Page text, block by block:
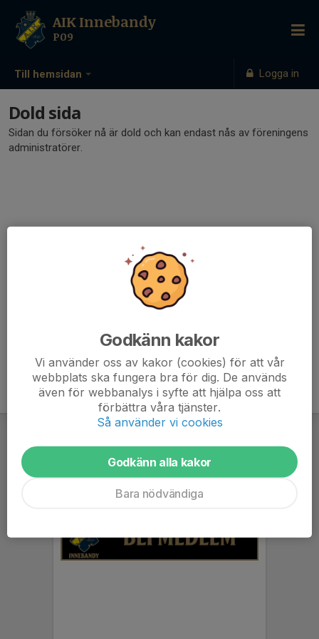
Till hemsidan Logga in
AIK Innebandy
P09
Dold sida
Sidan du försöker nå är dold och kan endast nås av föreningens
administratörer.
Godkänn kakor
Vi använder oss av kakor (cookies) för att vår
webbplats ska fungera bra för dig. De används
även för webbanalys i syfte att hjälpa oss att
förbättra våra tjänster.
Så använder vi cookies
Godkänn alla kakor
Bara nödvändiga